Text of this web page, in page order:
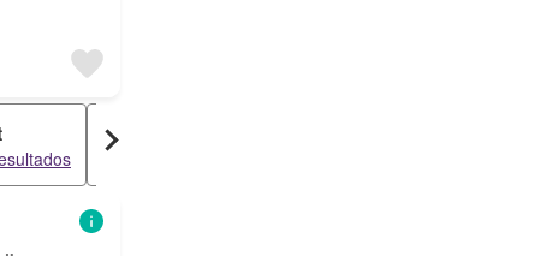
Sobrado
26 resultados